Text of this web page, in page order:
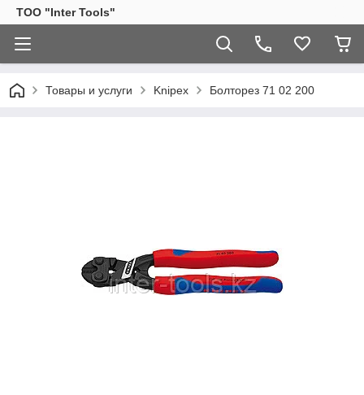
ТОО "Inter Tools"
Товары и услуги Knipex Болторез 71 02 200